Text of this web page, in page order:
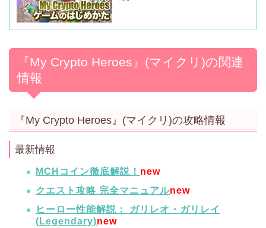
『My Crypto Heroes』(マイクリ)の関連
情報
『My Crypto Heroes』(マイクリ)の攻略情報
最新情報
MCHコイン徹底解説！ new
クエスト攻略 完全マニュアルnew
ヒーロー性能解説： ガリレオ・ガリレイ
(Legendary)new